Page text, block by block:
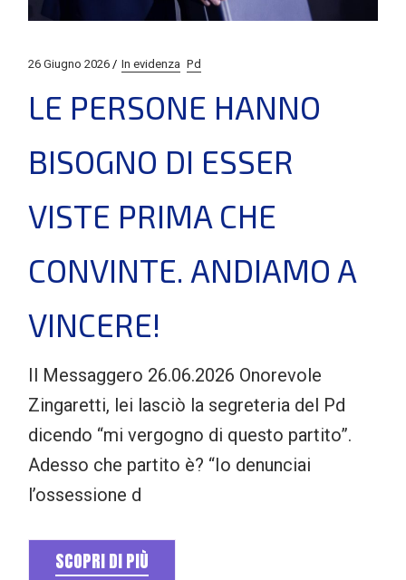
26 Giugno 2026 In evidenza Pd
LE PERSONE HANNO
BISOGNO DI ESSER
VISTE PRIMA CHE
CONVINTE. ANDIAMO A
VINCERE!
Il Messaggero 26.06.2026 Onorevole
Zingaretti, lei lasciò la segreteria del Pd
dicendo “mi vergogno di questo partito”.
Adesso che partito è? “Io denunciai
l’ossessione d
SCOPRI DI PIÙ